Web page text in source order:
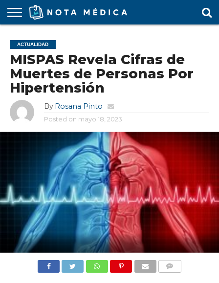
MÉDICA
ARS
ARTÍCULO
ACTUALIDAD
COLEGIO
MÉDICO
COVID-
19
EDUCACIÓN
MÉDICA
ESTUDIANTES
FARMACÉUTICAS
GUBERNAMENTAL
HOSPITALES
Y CLÍNICAS
MARKETING
MÉDICO
RESIDENTES
SALUD
LABORAL
SOCIEDADES
MÉDICAS
TURISMO
MÉDICO
VÍDEOS
ACTUALIDAD
MISPAS Revela Cifras de
Muertes de Personas Por
Hipertensión
By Rosana Pinto
Posted on mayo 18, 2023